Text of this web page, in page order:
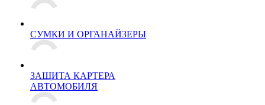
СУМКИ И ОРГАНАЙЗЕРЫ
ЗАЩИТА КАРТЕРА
АВТОМОБИЛЯ